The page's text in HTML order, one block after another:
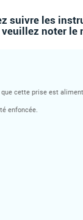
suivre les
noter le
cette prise est
enfoncée.